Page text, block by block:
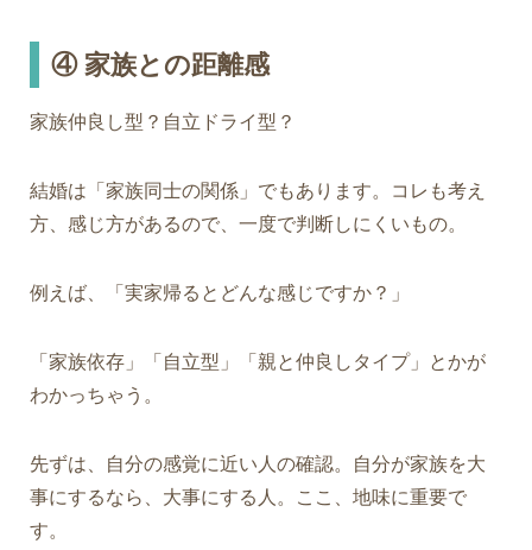
④家族との距離感
家族仲良し型？自立ドライ型？
結婚は「家族同士の関係」でもあります。コレも考え
方、感じ方があるので、一度で判断しにくいもの。
例えば、「実家帰るとどんな感じですか？」
「家族依存」「自立型」「親と仲良しタイプ」とかが
わかっちゃう。
先ずは、自分の感覚に近い人の確認。自分が家族を大
事にするなら、大事にする人。ここ、地味に重要で
す。